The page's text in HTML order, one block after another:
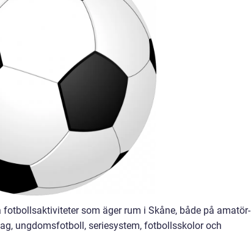
som äger rum i Skåne, både på amatör-
ungdomsfotboll, seriesystem, fotbollsskolor och